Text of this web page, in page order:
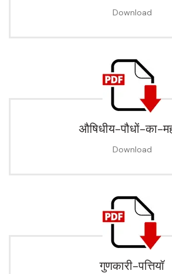
Download
औषिधीय-पौधों-का-
Download
गुणकारी-पत्तियॉ